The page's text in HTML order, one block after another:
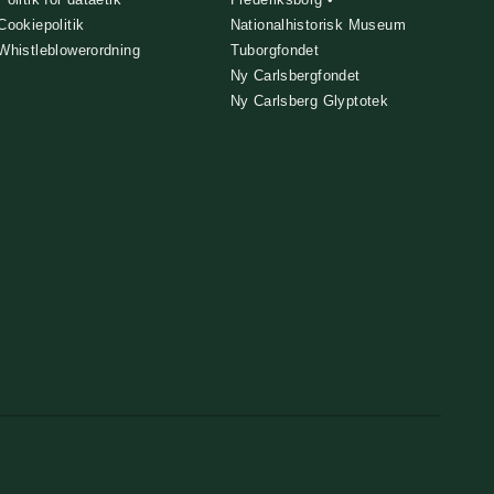
Nationalhistorisk Museum
Tuborgfondet
Ny Carlsbergfondet
Ny Carlsberg Glyptotek